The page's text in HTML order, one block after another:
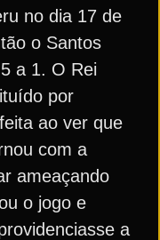
no dia 17 de
o Santos
a 1. O Rei
por
ao ver que
com a
ameaçando
o jogo e
a